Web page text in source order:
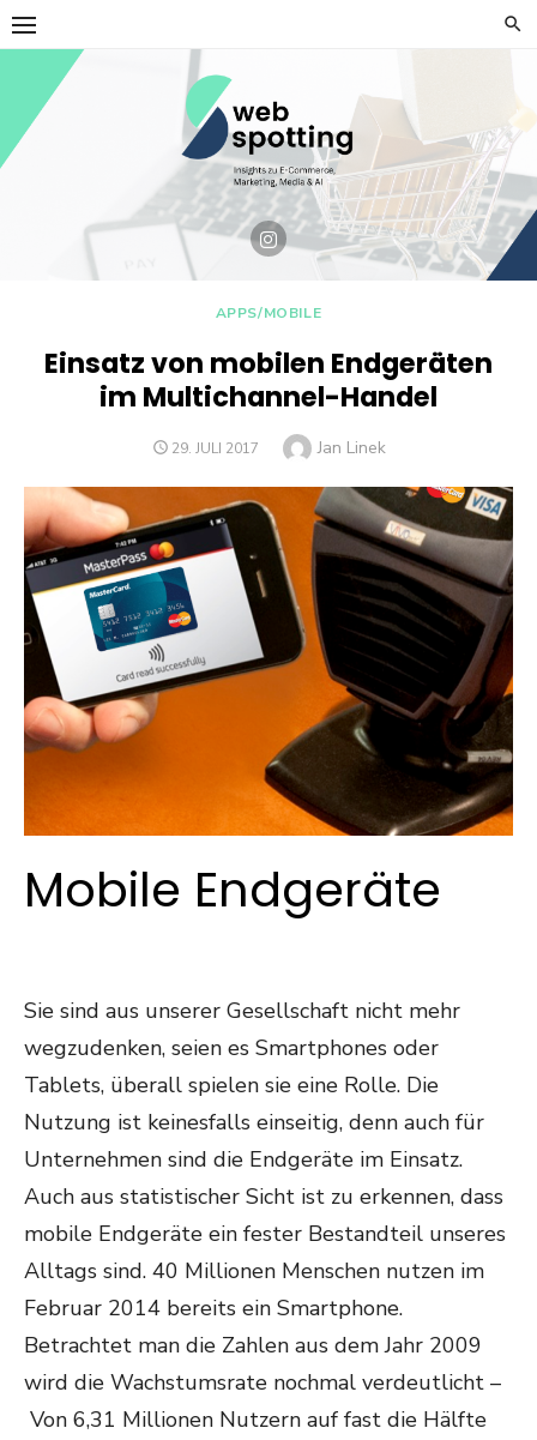
Skip
to
content
APPS/MOBILE
Einsatz von mobilen Endgeräten
im Multichannel-Handel
POSTED
29. JULI 2017 Author
Jan Linek
Mobile Endgeräte
Sie sind aus unserer Gesellschaft nicht mehr
wegzudenken, seien es Smartphones oder
Tablets, überall spielen sie eine Rolle. Die
Nutzung ist keinesfalls einseitig, denn auch für
Unternehmen sind die Endgeräte im Einsatz.
Auch aus statistischer Sicht ist zu erkennen, dass
mobile Endgeräte ein fester Bestandteil unseres
Alltags sind. 40 Millionen Menschen nutzen im
Februar 2014 bereits ein Smartphone.
Betrachtet man die Zahlen aus dem Jahr 2009
wird die Wachstumsrate nochmal verdeutlicht –
Von 6,31 Millionen Nutzern auf fast die Hälfte